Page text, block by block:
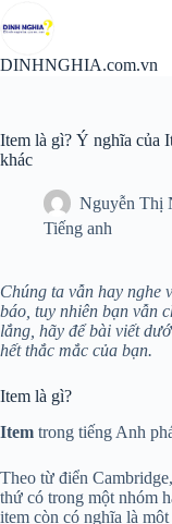
đến
nội
DINHNGHIA.com.vn
Item là gì? Ý nghĩa của
khác
Nguyễn Thị
Tiếng anh
Chúng ta vẫn hay nghe
báo, tuy nhiên bạn vẫn
lắng, hãy để bài viết
hết thắc mắc của bạn.
Item là gì?
Item trong tiếng Anh
Theo từ điển
thứ có trong một nhóm
item còn có nghĩa là